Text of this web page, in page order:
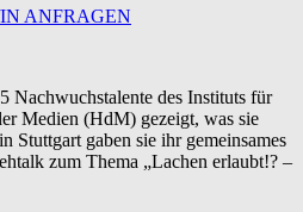
ANFRAGEN
Nachwuchstalente des Instituts für
Medien (HdM) gezeigt, was sie
Stuttgart gaben sie ihr gemeinsames
zum Thema „Lachen erlaubt!? –